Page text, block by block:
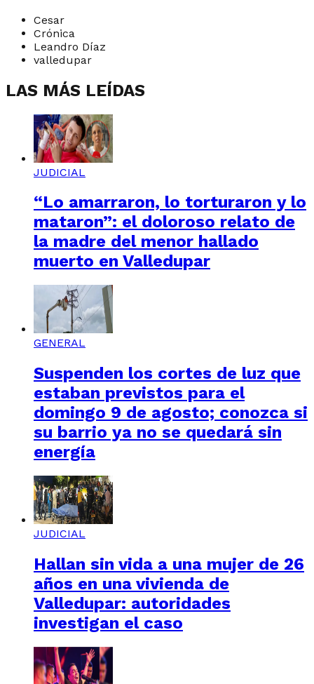
Cesar
Crónica
Leandro Díaz
valledupar
LAS MÁS LEÍDAS
JUDICIAL
“Lo amarraron, lo torturaron y lo
mataron”: el doloroso relato de
la madre del menor hallado
muerto en Valledupar
GENERAL
Suspenden los cortes de luz que
estaban previstos para el
domingo 9 de agosto; conozca si
su barrio ya no se quedará sin
energía
JUDICIAL
Hallan sin vida a una mujer de 26
años en una vivienda de
Valledupar: autoridades
investigan el caso